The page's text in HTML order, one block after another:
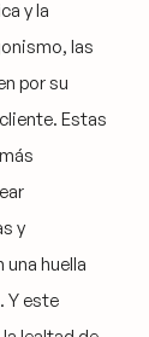
y la
las
por su
Estas
y
huella
Y este